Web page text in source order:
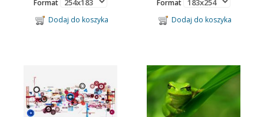
Format
Dodaj do koszyka
Format
Dodaj do koszyka